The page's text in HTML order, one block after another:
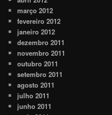
março 2012
fevereiro 2012
janeiro 2012
dezembro 2011
novembro 2011
outubro 2011
setembro 2011
agosto 2011
julho 2011
junho 2011